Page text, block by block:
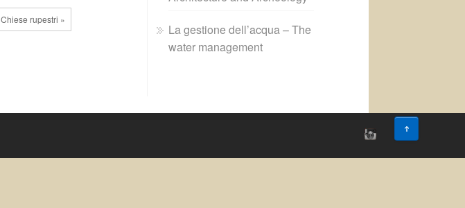
Chiese rupestri »
La gestione dell’acqua – The
water management
↑